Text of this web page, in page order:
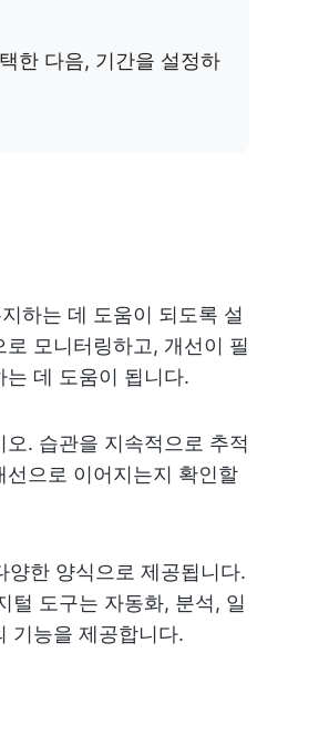
한 다음, 기간을 설정하
하는 데 도움이 되도록 설
모니터링하고, 개선이 필
데 도움이 됩니다.
. 습관을 지속적으로 추적
으로 이어지는지 확인할
양한 양식으로 제공됩니다.
털 도구는 자동화, 분석, 일
기능을 제공합니다.